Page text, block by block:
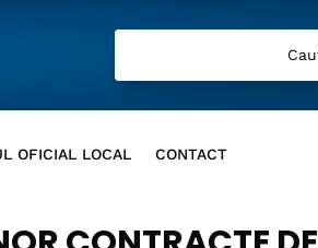
OFICIAL LOCAL CONTACT